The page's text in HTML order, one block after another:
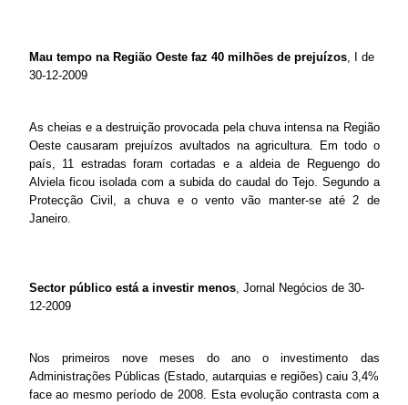
Mau tempo na Região Oeste faz 40 milhões de prejuízos, I de
30-12-2009
As cheias e a destruição provocada pela chuva intensa na Região
Oeste causaram prejuízos avultados na agricultura. Em todo o
país, 11 estradas foram cortadas e a aldeia de Reguengo do
Alviela ficou isolada com a subida do caudal do Tejo. Segundo a
Protecção Civil, a chuva e o vento vão manter-se até 2 de
Janeiro.
Sector público está a investir menos, Jornal Negócios de 30-
12-2009
Nos primeiros nove meses do ano o investimento das
Administrações Públicas (Estado, autarquias e regiões) caiu 3,4%
face ao mesmo período de 2008. Esta evolução contrasta com a